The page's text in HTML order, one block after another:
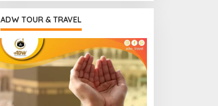
ADW TOUR & TRAVEL